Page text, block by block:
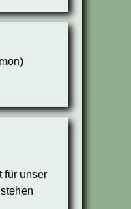
für unser